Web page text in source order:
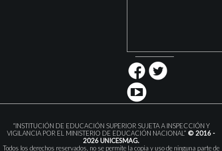
“INSTITUCIÓN DE EDUCACIÓN SUPERIOR SUJETA A INSPECCIÓN Y
VIGILANCIA POR EL MINISTERIO DE EDUCACIÓN NACIONAL” © 2016 -
2026 UNICESMAG.
Todos los derechos reservados, no se permite la copia y uso de ninguna parte de